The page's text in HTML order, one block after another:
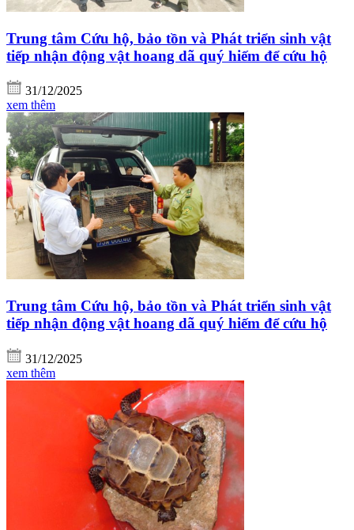
Trung tâm Cứu hộ, bảo tồn và Phát triển sinh vật
tiếp nhận động vật hoang dã quý hiếm để cứu hộ
31/12/2025
xem thêm
Trung tâm Cứu hộ, bảo tồn và Phát triển sinh vật
tiếp nhận động vật hoang dã quý hiếm để cứu hộ
31/12/2025
xem thêm